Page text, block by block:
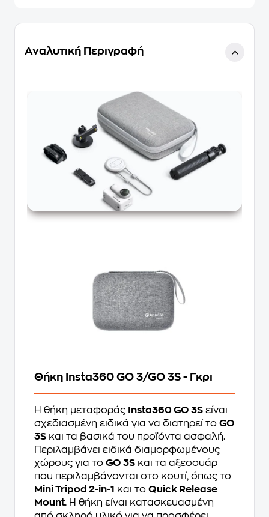
Αναλυτική Περιγραφή
Θήκη Insta360 GO 3/GO 3S - Γκρι
Η θήκη μεταφοράς Insta360 GO 3S είναι
σχεδιασμένη ειδικά για να διατηρεί το GO
3S και τα βασικά του προϊόντα ασφαλή.
Περιλαμβάνει ειδικά διαμορφωμένους
χώρους για το GO 3S και τα αξεσουάρ
που περιλαμβάνονται στο κουτί, όπως το
Mini Tripod 2-in-1 και το Quick Release
Mount. Η θήκη είναι κατασκευασμένη